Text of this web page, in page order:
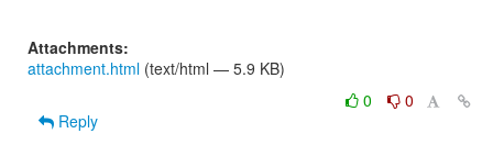
Attachments:
attachment.html (text/html — 5.9 KB)
0
0
Reply